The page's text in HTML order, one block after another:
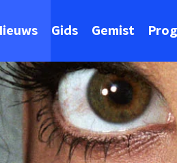
Gids Gemist